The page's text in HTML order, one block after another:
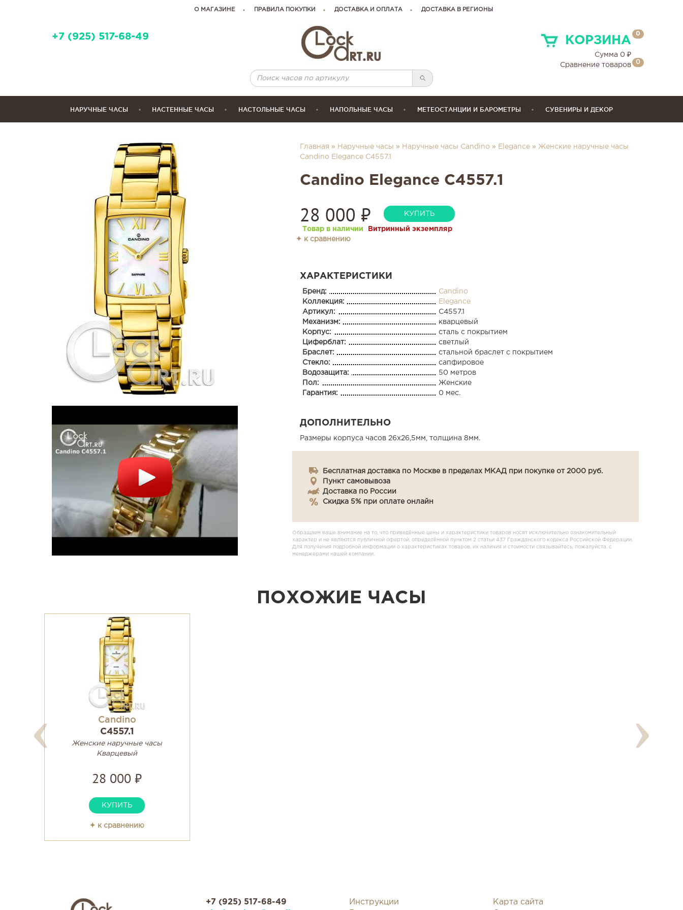
О МАГАЗИНЕ ПРАВИЛА ПОКУПКИ ДОСТАВКА И ОПЛАТА ДОСТАВКА В РЕГИОНЫ
+7 (925) 517-68-49 КОРЗИНА
0
Сумма 0 ₽
Сравнение товаров
0
НАРУЧНЫЕ ЧАСЫ НАСТЕННЫЕ ЧАСЫ НАСТОЛЬНЫЕ ЧАСЫ НАПОЛЬНЫЕ ЧАСЫ МЕТЕОСТАНЦИИ И БАРОМЕТРЫ СУВЕНИРЫ И ДЕКОР
Главная » Наручные часы » Наручные часы Candino» Elegance» Женские наручные часы
Candino Elegance C4557.1
Candino Elegance C4557.1
28 000 ₽ КУПИТЬ
Товар в наличии
Витринный экземпляр
✦ к сравнению
ХАРАКТЕРИСТИКИ
Бренд:
Candino
Коллекция:
Elegance
Артикул:
C4557.1
Механизм:
кварцевый
Корпус:
сталь с покрытием
Циферблат:
светлый
Браслет:
стальной браслет с покрытием
Стекло:
сапфировое
Водозащита:
50 метров
Пол:
Женские
Гарантия:
0 мес.
ДОПОЛНИТЕЛЬНО
Размеры корпуса часов 26х26,5мм, толщина 8мм.
Бесплатная доставка по Москве в пределах МКАД при покупке от 2000 руб.
Пункт самовывоза
Доставка по России
Скидка 5% при оплате онлайн
Обращаем ваше внимание на то, что приведённые цены и характеристики товаров носят исключительно ознакомительный
характер и не являются публичной офертой, определённой пунктом 2 статьи 437 Гражданского кодекса Российской Федерации.
Для получения подробной информации о характеристиках товаров, их наличия и стоимости связывайтесь, пожалуйста, с
менеджерами нашей компании.
ПОХОЖИЕ ЧАСЫ
Candino
C4557.1
Женские наручные часы
Кварцевый
28 000 ₽
КУПИТЬ
✦ к сравнению
+7 (925) 517-68-49
Инструкции
Карта сайта